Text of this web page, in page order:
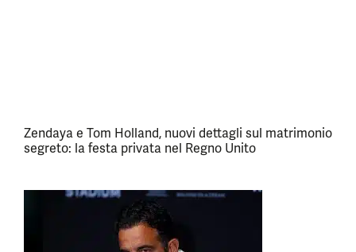
Zendaya e Tom Holland, nuovi dettagli sul matrimonio
segreto: la festa privata nel Regno Unito